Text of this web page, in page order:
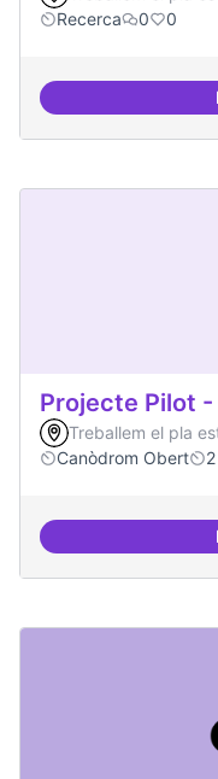
Recerca
0 0
Projecte Pilot -
Treballem el pla
Canòdrom Obert